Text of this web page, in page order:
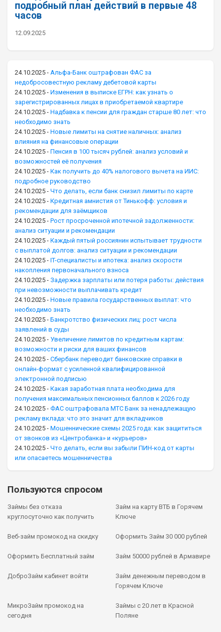
подробный план действий в первые 48
часов
12.09.2025
24.10.2025 - Альфа-Банк оштрафован ФАС за
недобросовестную рекламу дебетовой карты
24.10.2025 - Изменения в выписке ЕГРН: как узнать о
зарегистрированных лицах в приобретаемой квартире
24.10.2025 - Надбавка к пенсии для граждан старше 80 лет: что
необходимо знать
24.10.2025 - Новые лимиты на снятие наличных: анализ
влияния на финансовые операции
24.10.2025 - Пенсия в 100 тысяч рублей: анализ условий и
возможностей её получения
24.10.2025 - Как получить до 40% налогового вычета на ИИС:
подробное руководство
24.10.2025 - Что делать, если банк снизил лимиты по карте
24.10.2025 - Кредитная амнистия от Тинькофф: условия и
рекомендации для заёмщиков
24.10.2025 - Рост просроченной ипотечной задолженности:
анализ ситуации и рекомендации
24.10.2025 - Каждый пятый россиянин испытывает трудности
с выплатой долгов: анализ ситуации и рекомендации
24.10.2025 - IT-специалисты и ипотека: анализ скорости
накопления первоначального взноса
24.10.2025 - Задержка зарплаты или потеря работы: действия
при невозможности выплачивать кредит
24.10.2025 - Новые правила государственных выплат: что
необходимо знать
24.10.2025 - Банкротство физических лиц: рост числа
заявлений в суды
24.10.2025 - Увеличение лимитов по кредитным картам:
возможности и риски для ваших финансов
24.10.2025 - Сбербанк переводит банковские справки в
онлайн-формат с усиленной квалифицированной
электронной подписью
24.10.2025 - Какая заработная плата необходима для
получения максимальных пенсионных баллов к 2026 году
24.10.2025 - ФАС оштрафовала МТС Банк за ненадлежащую
рекламу вклада: что это значит для вкладчиков
24.10.2025 - Мошеннические схемы 2025 года: как защититься
от звонков из «Центробанка» и «курьеров»
24.10.2025 - Что делать, если вы забыли ПИН-код от карты
или опасаетесь мошенничества
Пользуются спросом
Займы без отказа
круглосуточно как получить
Займ на карту ВТБ в Горячем
Ключе
Веб-займ промокод на скидку Оформить Займ 30 000 рублей
Оформить Бесплатный займ Займ 50000 рублей в Армавире
ДоброЗайм кабинет войти
Займ денежным переводом в
Горячем Ключе
МикроЗайм промокод на
сегодня
Займы с 20 лет в Красной
Поляне